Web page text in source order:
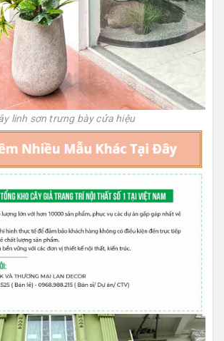
linh sơn trưng bày cửa hiệu